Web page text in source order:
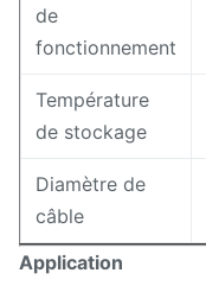
de
fonctionnement
Température
de stockage
Diamètre de
câble
Application